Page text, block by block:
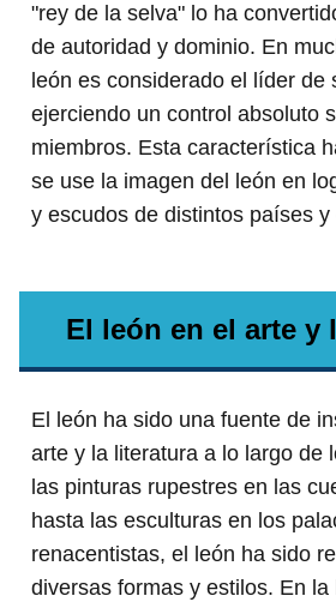
"rey de la selva" lo ha
de autoridad y dominio. En
león es considerado el líder de
ejerciendo un control absoluto
miembros. Esta característica
se use la imagen del león en
y escudos de distintos países
El león en el arte y
El león ha sido una fuente de
arte y la literatura a lo largo de
las pinturas rupestres en las
hasta las esculturas en los
renacentistas, el león ha sido
diversas formas y estilos. En la